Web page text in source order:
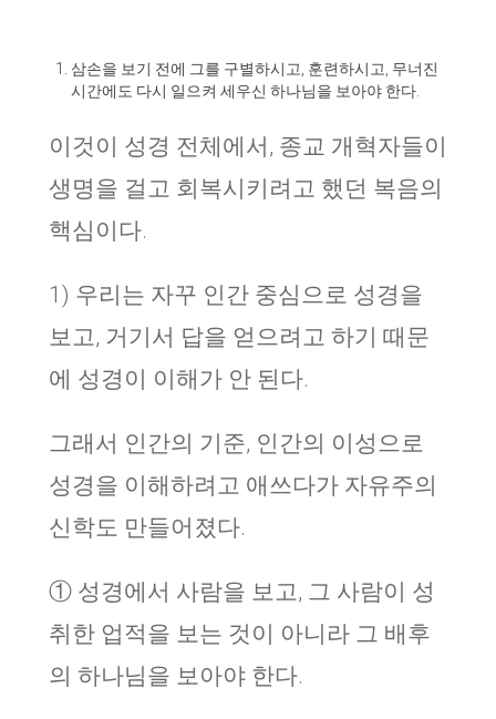
삼손을 보기 전에 그를 구별하시고, 훈련하시고, 무너진
시간에도 다시 일으켜 세우신 하나님을 보아야 한다.
이것이 성경 전체에서, 종교 개혁자들이
생명을 걸고 회복시키려고 했던 복음의
핵심이다.
1) 우리는 자꾸 인간 중심으로 성경을
보고, 거기서 답을 얻으려고 하기 때문
에 성경이 이해가 안 된다.
그래서 인간의 기준, 인간의 이성으로
성경을 이해하려고 애쓰다가 자유주의
신학도 만들어졌다.
① 성경에서 사람을 보고, 그 사람이 성
취한 업적을 보는 것이 아니라 그 배후
의 하나님을 보아야 한다.